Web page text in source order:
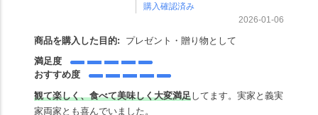
購入確認済み
2026-01-06
商品を購入した目的:
プレゼント・贈り物として
満足度
おすすめ度
観て楽しく、食べて美味しく大変満足してます。実家と義実
家両家とも喜んでいました。